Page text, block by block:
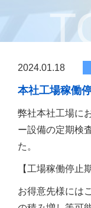
2024.01.18
本社工場稼働
弊社本社工場に
ー設備の定期検
た。
【工場稼働停止
お得意先様には